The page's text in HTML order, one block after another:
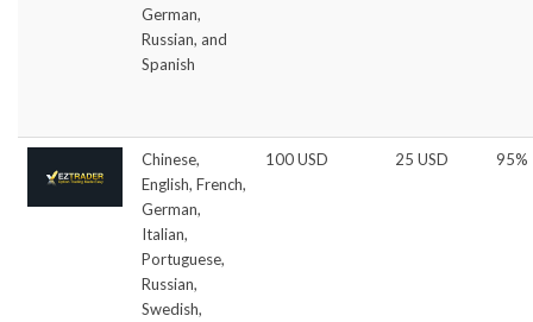
German,
Russian, and
Spanish
Chinese,
English, French,
German,
Italian,
Portuguese,
Russian,
Swedish,
100 USD 25 USD 95%